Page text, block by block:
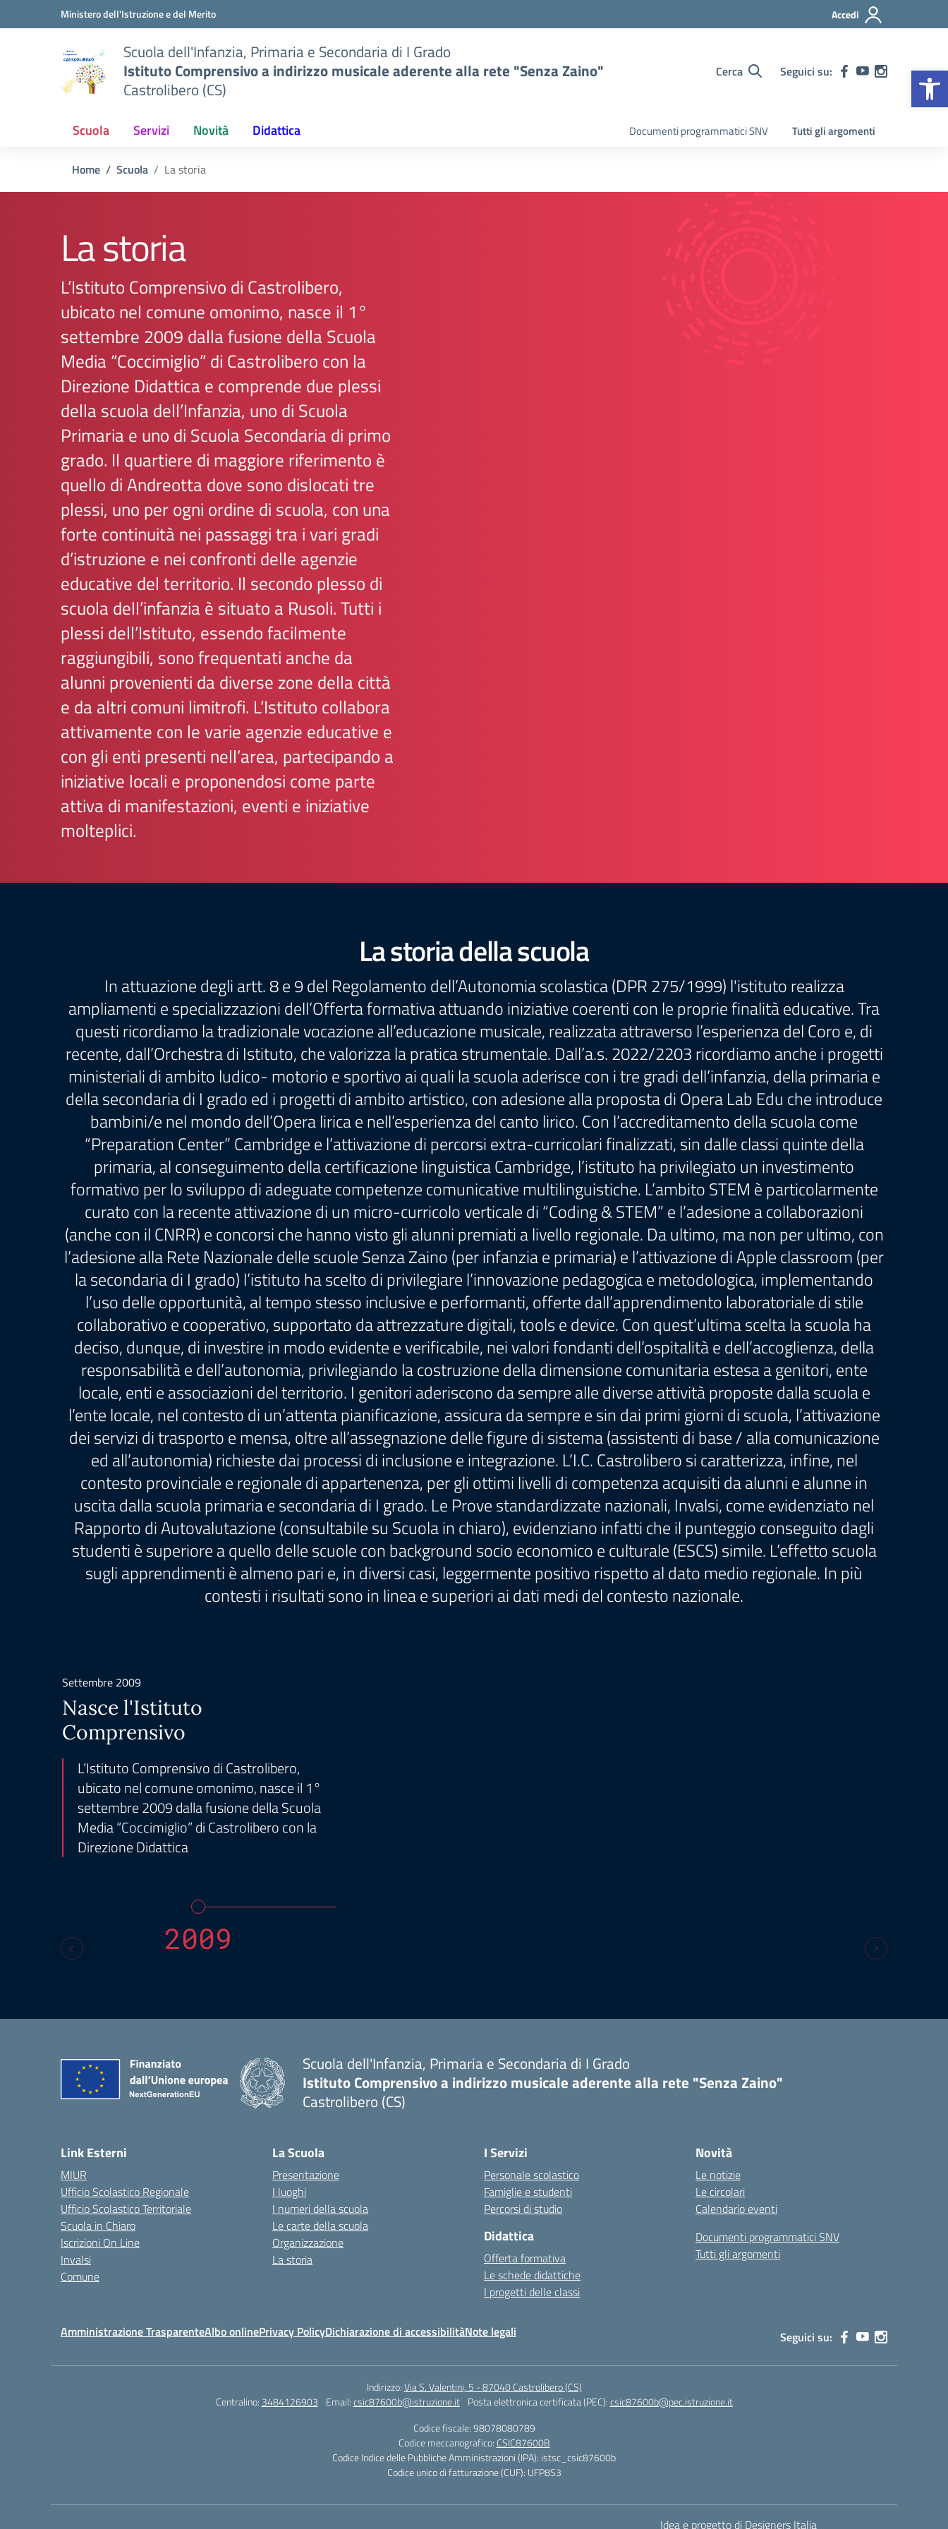
Vai ai contenuti
Vai al menu di navigazioneMinistero dell'Istruzione e del Merito Accedi
Scuola dell'Infanzia, Primaria e Secondaria di I Grado
Istituto Comprensivo a indirizzo musicale aderente alla rete "Senza Zaino"
Castrolibero (CS)
Cerca Seguici su:
Scuola Servizi Novità Didattica Documenti programmatici SNV Tutti gli argomenti
Home Scuola La storia
La storia
L’Istituto Comprensivo di Castrolibero,
ubicato nel comune omonimo, nasce il 1°
settembre 2009 dalla fusione della Scuola
Media “Coccimiglio” di Castrolibero con la
Direzione Didattica e comprende due plessi
della scuola dell’Infanzia, uno di Scuola
Primaria e uno di Scuola Secondaria di primo
grado. Il quartiere di maggiore riferimento è
quello di Andreotta dove sono dislocati tre
plessi, uno per ogni ordine di scuola, con una
forte continuità nei passaggi tra i vari gradi
d’istruzione e nei confronti delle agenzie
educative del territorio. Il secondo plesso di
scuola dell’infanzia è situato a Rusoli. Tutti i
plessi dell’Istituto, essendo facilmente
raggiungibili, sono frequentati anche da
alunni provenienti da diverse zone della città
e da altri comuni limitrofi. L’Istituto collabora
attivamente con le varie agenzie educative e
con gli enti presenti nell’area, partecipando a
iniziative locali e proponendosi come parte
attiva di manifestazioni, eventi e iniziative
molteplici.
La storia della scuola
In attuazione degli artt. 8 e 9 del Regolamento dell’Autonomia scolastica (DPR 275/1999) l'istituto realizza
ampliamenti e specializzazioni dell’Offerta formativa attuando iniziative coerenti con le proprie finalità educative. Tra
questi ricordiamo la tradizionale vocazione all’educazione musicale, realizzata attraverso l’esperienza del Coro e, di
recente, dall’Orchestra di Istituto, che valorizza la pratica strumentale. Dall’a.s. 2022/2203 ricordiamo anche i progetti
ministeriali di ambito ludico- motorio e sportivo ai quali la scuola aderisce con i tre gradi dell’infanzia, della primaria e
della secondaria di I grado ed i progetti di ambito artistico, con adesione alla proposta di Opera Lab Edu che introduce
bambini/e nel mondo dell’Opera lirica e nell’esperienza del canto lirico. Con l’accreditamento della scuola come
“Preparation Center” Cambridge e l’attivazione di percorsi extra-curricolari finalizzati, sin dalle classi quinte della
primaria, al conseguimento della certificazione linguistica Cambridge, l’istituto ha privilegiato un investimento
formativo per lo sviluppo di adeguate competenze comunicative multilinguistiche. L’ambito STEM è particolarmente
curato con la recente attivazione di un micro-curricolo verticale di “Coding & STEM” e l’adesione a collaborazioni
(anche con il CNRR) e concorsi che hanno visto gli alunni premiati a livello regionale. Da ultimo, ma non per ultimo, con
l’adesione alla Rete Nazionale delle scuole Senza Zaino (per infanzia e primaria) e l’attivazione di Apple classroom (per
la secondaria di I grado) l’istituto ha scelto di privilegiare l’innovazione pedagogica e metodologica, implementando
l’uso delle opportunità, al tempo stesso inclusive e performanti, offerte dall’apprendimento laboratoriale di stile
collaborativo e cooperativo, supportato da attrezzature digitali, tools e device. Con quest’ultima scelta la scuola ha
deciso, dunque, di investire in modo evidente e verificabile, nei valori fondanti dell’ospitalità e dell’accoglienza, della
responsabilità e dell’autonomia, privilegiando la costruzione della dimensione comunitaria estesa a genitori, ente
locale, enti e associazioni del territorio. I genitori aderiscono da sempre alle diverse attività proposte dalla scuola e
l’ente locale, nel contesto di un’attenta pianificazione, assicura da sempre e sin dai primi giorni di scuola, l’attivazione
dei servizi di trasporto e mensa, oltre all’assegnazione delle figure di sistema (assistenti di base / alla comunicazione
ed all’autonomia) richieste dai processi di inclusione e integrazione. L’I.C. Castrolibero si caratterizza, infine, nel
contesto provinciale e regionale di appartenenza, per gli ottimi livelli di competenza acquisiti da alunni e alunne in
uscita dalla scuola primaria e secondaria di I grado. Le Prove standardizzate nazionali, Invalsi, come evidenziato nel
Rapporto di Autovalutazione (consultabile su Scuola in chiaro), evidenziano infatti che il punteggio conseguito dagli
studenti è superiore a quello delle scuole con background socio economico e culturale (ESCS) simile. L’effetto scuola
sugli apprendimenti è almeno pari e, in diversi casi, leggermente positivo rispetto al dato medio regionale. In più
contesti i risultati sono in linea e superiori ai dati medi del contesto nazionale.
Settembre 2009
Nasce l'Istituto
Comprensivo
L’Istituto Comprensivo di Castrolibero,
ubicato nel comune omonimo, nasce il 1°
settembre 2009 dalla fusione della Scuola
Media “Coccimiglio” di Castrolibero con la
Direzione Didattica
2009
Scuola dell'Infanzia, Primaria e Secondaria di I Grado
Istituto Comprensivo a indirizzo musicale aderente alla rete "Senza Zaino"
Castrolibero (CS)
Link Esterni
MIUR
Ufficio Scolastico Regionale
Ufficio Scolastico Territoriale
Scuola in Chiaro
Iscrizioni On Line
Invalsi
Comune
La Scuola
Presentazione
I luoghi
I numeri della scuola
Le carte della scuola
Organizzazione
La storia
I Servizi
Personale scolastico
Famiglie e studenti
Percorsi di studio
Didattica
Offerta formativa
Le schede didattiche
I progetti delle classi
Novità
Le notizie
Le circolari
Calendario eventi
Documenti programmatici SNV
Tutti gli argomenti
Amministrazione TrasparenteAlbo onlinePrivacy PolicyDichiarazione di accessibilitàNote legali Seguici su:
Indirizzo:Via S. Valentini, 5 - 87040 Castrolibero (CS)
Centralino: 3484126903 Email:csic87600b@istruzione.it Posta elettronica certificata (PEC):csic87600b@pec.istruzione.it
Codice fiscale: 98078080789
Codice meccanografico: CSIC87600B
Codice Indice delle Pubbliche Amministrazioni (IPA): istsc_csic87600b
Codice unico di fatturazione (CUF): UFP8S3
Idea e progetto di Designers Italia